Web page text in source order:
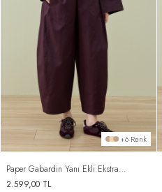
+6 Renk
Paper Gabardin Yanı Ekli Ekstra
Barrel Fit Bol Pantolon Mürdüm
2.599,00TL